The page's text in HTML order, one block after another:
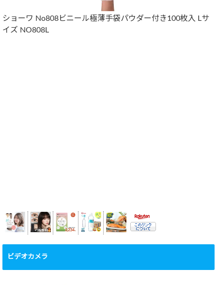
ショーワ No808ビニール極薄手袋パウダー付き100枚入 Lサ
イズ NO808L
ビデオカメラ